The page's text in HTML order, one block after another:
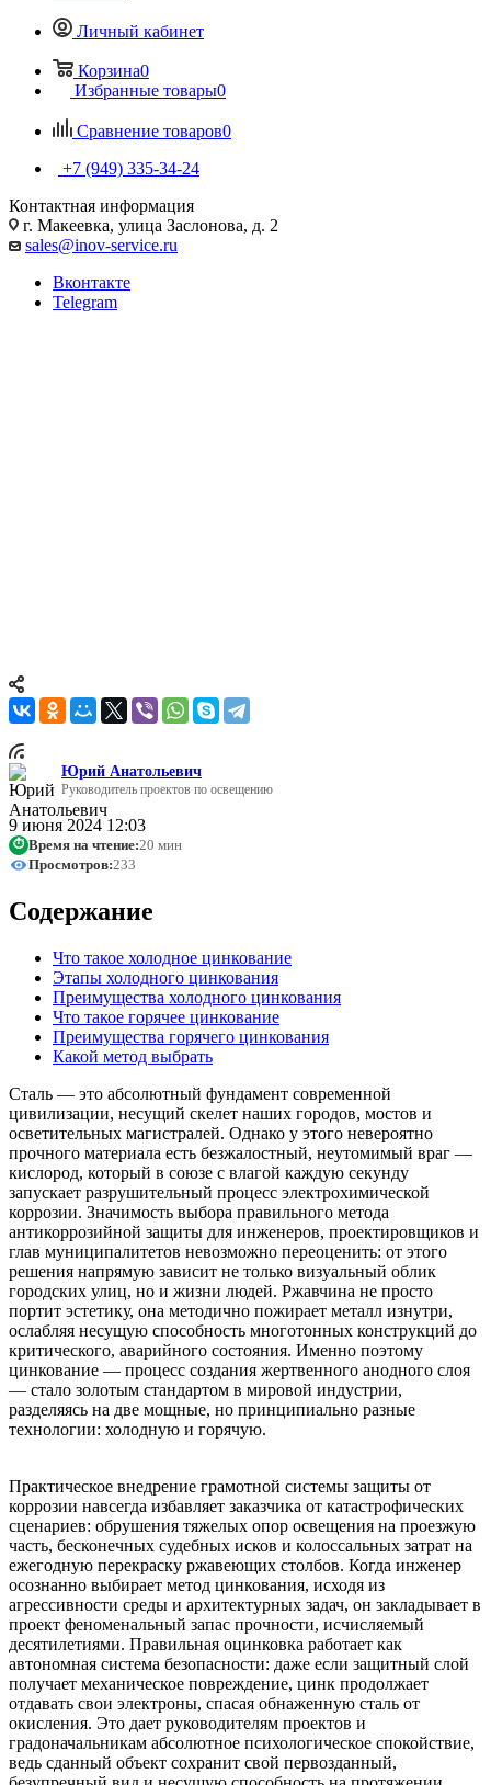
Личный кабинет
Корзина0
Избранные товары0
Сравнение товаров0
+7 (949) 335-34-24
Контактная информация
г. Макеевка, улица Заслонова, д. 2
sales@inov-service.ru
Вконтакте
Telegram
Юрий Анатольевич
Руководитель проектов по освещению
9 июня 2024 12:03
⏱ Время на чтение:20 мин
Просмотров:233
Содержание
Что такое холодное цинкование
Этапы холодного цинкования
Преимущества холодного цинкования
Что такое горячее цинкование
Преимущества горячего цинкования
Какой метод выбрать
Сталь — это абсолютный фундамент современной
цивилизации, несущий скелет наших городов, мостов и
осветительных магистралей. Однако у этого невероятно
прочного материала есть безжалостный, неутомимый враг —
кислород, который в союзе с влагой каждую секунду
запускает разрушительный процесс электрохимической
коррозии. Значимость выбора правильного метода
антикоррозийной защиты для инженеров, проектировщиков и
глав муниципалитетов невозможно переоценить: от этого
решения напрямую зависит не только визуальный облик
городских улиц, но и жизни людей. Ржавчина не просто
портит эстетику, она методично пожирает металл изнутри,
ослабляя несущую способность многотонных конструкций до
критического, аварийного состояния. Именно поэтому
цинкование — процесс создания жертвенного анодного слоя
— стало золотым стандартом в мировой индустрии,
разделяясь на две мощные, но принципиально разные
технологии: холодную и горячую.
Практическое внедрение грамотной системы защиты от
коррозии навсегда избавляет заказчика от катастрофических
сценариев: обрушения тяжелых опор освещения на проезжую
часть, бесконечных судебных исков и колоссальных затрат на
ежегодную перекраску ржавеющих столбов. Когда инженер
осознанно выбирает метод цинкования, исходя из
агрессивности среды и архитектурных задач, он закладывает в
проект феноменальный запас прочности, исчисляемый
десятилетиями. Правильная оцинковка работает как
автономная система безопасности: даже если защитный слой
получает механическое повреждение, цинк продолжает
отдавать свои электроны, спасая обнаженную сталь от
окисления. Это дает руководителям проектов и
градоначальникам абсолютное психологическое спокойствие,
ведь сданный объект сохранит свой первозданный,